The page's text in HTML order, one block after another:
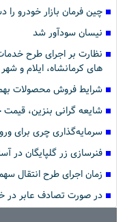
چین فرمان بازار خودرو
نیسان سودآور شد
نظارت بر اجرای طرح
های کرمانشاه، ایلام و
شرایط فروش محصولات
شایعه گرانی بنزین، قیمت
سرمایه‌گذاری چری برای
فنرسازی زر گلپایگان در
زمان اجرای طرح انتقال
در صورت تصادف عابر